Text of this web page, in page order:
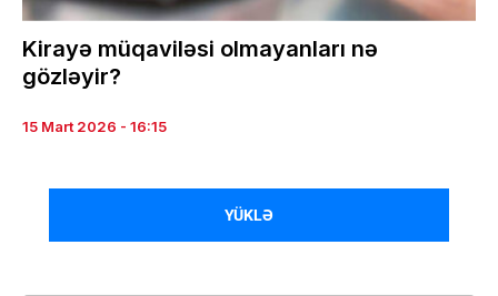
Kirayə müqaviləsi olmayanları nə
gözləyir?
15 Mart 2026 - 16:15
YÜKLƏ